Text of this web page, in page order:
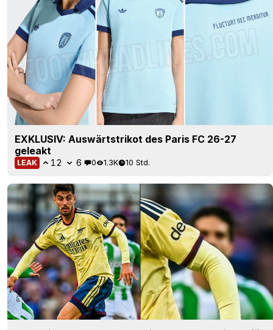
EXKLUSIV: Auswärtstrikot des Paris FC 26-27
geleakt
LEAK 12 6 0 1.3K 10 Std.